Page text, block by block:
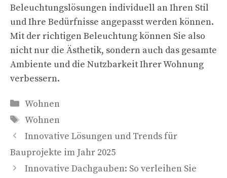
Beleuchtungslösungen individuell an Ihren Stil
und Ihre Bedürfnisse angepasst werden können.
Mit der richtigen Beleuchtung können Sie also
nicht nur die Ästhetik, sondern auch das gesamte
Ambiente und die Nutzbarkeit Ihrer Wohnung
verbessern.
Kategorien
Wohnen
Schlagwörter
Wohnen
Innovative Lösungen und Trends für
Bauprojekte im Jahr 2025
Innovative Dachgauben: So verleihen Sie